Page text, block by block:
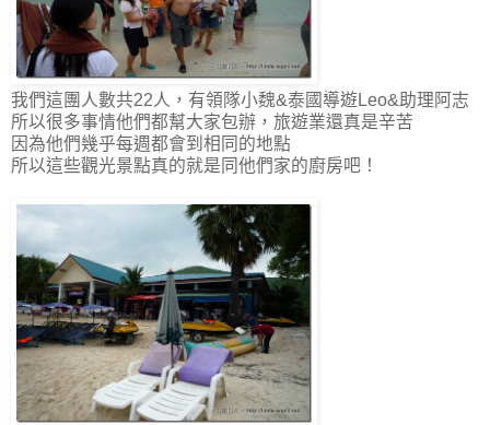
我們這團人數共22人，有領隊小魏&泰國導遊Leo&助理阿志
所以很多事情他們都幫大家包辦，旅遊業還真是辛苦
因為他們幾乎每週都會到相同的地點
所以這些觀光景點真的就是同他們家的廚房吧！